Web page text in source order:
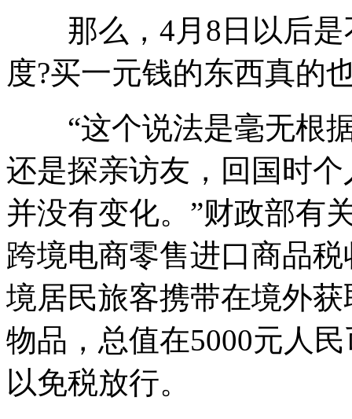
那么，4月8日以后是
度?买一元钱的东西真的
“这个说法是毫无根据
还是探亲访友，回国时
并没有变化。”财政部有
跨境电商零售进口商品
境居民旅客携带在境外
物品，总值在5000元人
以免税放行。